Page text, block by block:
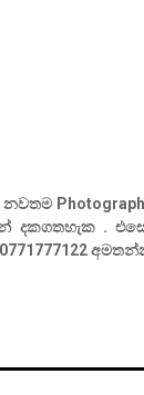
නවතම
දකගතහැක .